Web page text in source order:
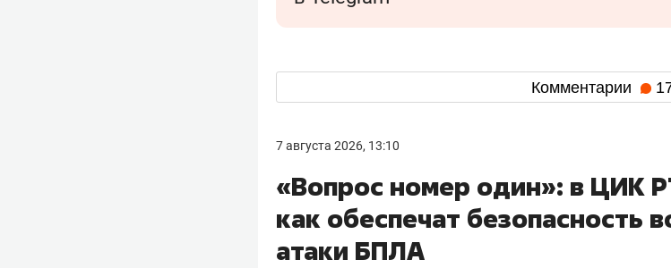
Комментарии
7 августа 2026, 13:10
«Вопрос номер один»: в ЦИК
как обеспечат безопасность
атаки БПЛА